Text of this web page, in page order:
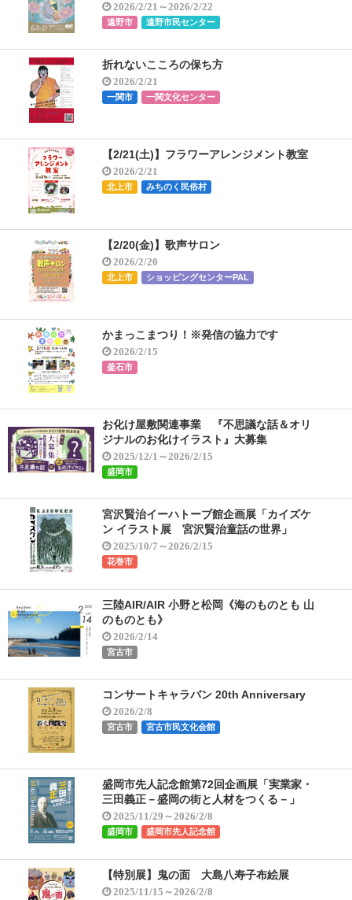
2026/2/21～2026/2/22
遠野市 遠野市民センター
折れないこころの保ち方
2026/2/21
一関市 一関文化センター
【2/21(土)】フラワーアレンジメント教室
2026/2/21
北上市 みちのく民俗村
【2/20(金)】歌声サロン
2026/2/20
北上市 ショッピングセンターPAL
かまっこまつり！※発信の協力です
2026/2/15
釜石市
お化け屋敷関連事業 『不思議な話＆オリ
ジナルのお化けイラスト』大募集
2025/12/1～2026/2/15
盛岡市
宮沢賢治イーハトーブ館企画展「カイズケ
ン イラスト展 宮沢賢治童話の世界」
2025/10/7～2026/2/15
花巻市
三陸AIR/AIR 小野と松岡《海のものとも 山
のものとも》
2026/2/14
宮古市
コンサートキャラバン 20th Anniversary
2026/2/8
宮古市 宮古市民文化会館
盛岡市先人記念館第72回企画展「実業家・
三田義正－盛岡の街と人材をつくる－」
2025/11/29～2026/2/8
盛岡市 盛岡市先人記念館
【特別展】鬼の面 大島八寿子布絵展
2025/11/15～2026/2/8